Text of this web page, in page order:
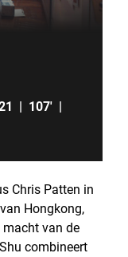
| 107' |
Chris Patten in
Hongkong,
van de
combineert